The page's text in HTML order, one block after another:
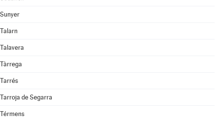
Sunyer
Talarn
Talavera
Tàrrega
Tarrés
Tarroja de Segarra
Térmens